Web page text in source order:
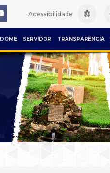
Acessibilidade
DOME SERVIDOR TRANSPARÊNCIA